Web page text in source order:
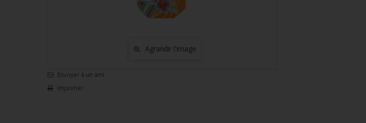
Agrandir l'image
Envoyer à un ami
Imprimer